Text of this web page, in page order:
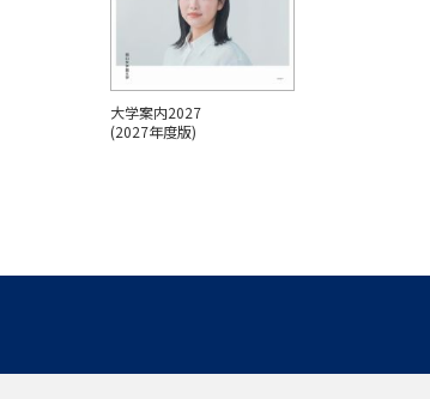
大学案内2027
(2027年度版)